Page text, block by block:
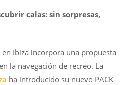
calas: sin sorpresas,
Ibiza incorpora una propuesta
la navegación de recreo. La
ha introducido su nuevo PACK